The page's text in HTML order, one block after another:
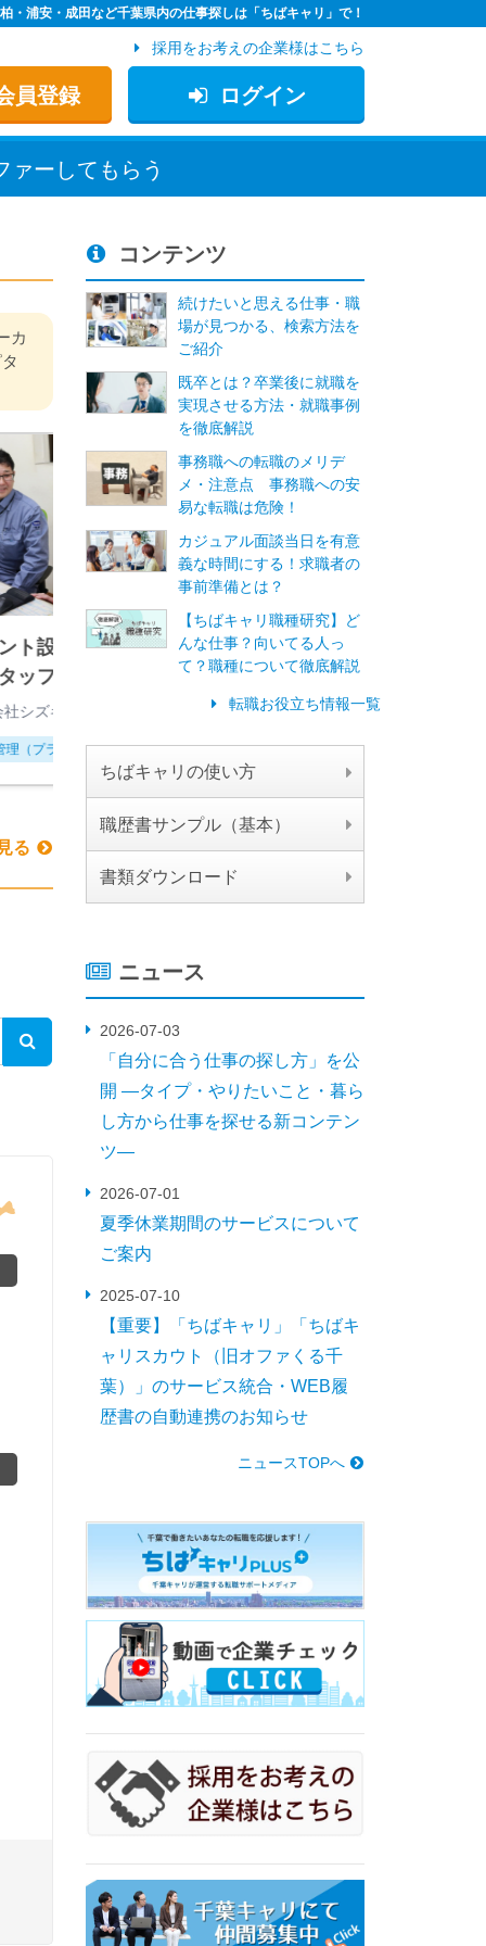
浦安・成田など千葉県内の仕事探しは「ちばキャリ」で！
員登録 ログイン
採用をお考えの企業様はこちら
ァー してもらう
この条件で検索
カ
ト設備の現場管
ッフ
シズキ
理（プラント）
プラントの設備修理・
製作
株式会社シズキ
技能工・作業員（溶接、加工、
組立、機械オペレーターなど）
る
この条件で検索
コンテンツ
続けたいと思える仕事・職
場が見つかる、検索方法を
ご紹介
既卒とは？卒業後に就職を
実現させる方法・就職事例
を徹底解説
事務職への転職のメリデ
メ・注意点 事務職への安
易な転職は危険！
カジュアル面談当日を有意
義な時間にする！求職者の
事前準備とは？
【ちばキャリ職種研究】ど
んな仕事？向いてる人っ
て？職種について徹底解説
転職お役立ち情報一覧
ちばキャリの使い方
職歴書サンプル（基本）
書類ダウンロード
ニュース
2026-07-03
「自分に合う仕事の探し方」を公
開 ―タイプ・やりたいこと・暮ら
し方から仕事を探せる新コンテン
ツ―
2026-07-01
夏季休業期間のサービスについて
ご案内
2025-07-10
【重要】「ちばキャリ」「ちばキ
ャリスカウト（旧オファくる千
葉）」のサービス統合・WEB履
歴書の自動連携のお知らせ
ニュースTOPへ